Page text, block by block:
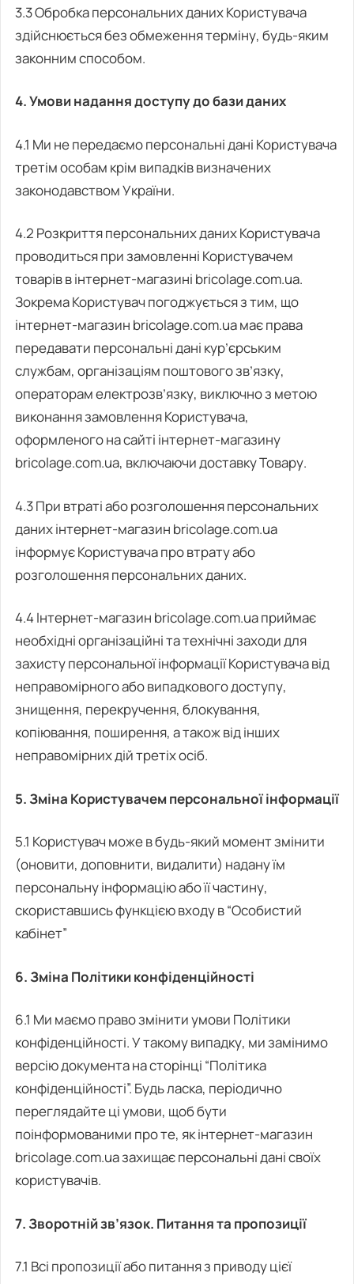
3.3 Обробка персональних даних Користувача
здійснюється без обмеження терміну, будь-яким
законним способом.
4. Умови надання доступу до бази даних
4.1 Ми не передаємо персональні дані Користувача
третім особам крім випадків визначених
законодавством України.
4.2 Розкриття персональних даних Користувача
проводиться при замовленні Користувачем
товарів в інтернет-магазині bricolage.com.ua.
Зокрема Користувач погоджується з тим, що
інтернет-магазин bricolage.com.ua має права
передавати персональні дані кур’єрським
службам, організаціям поштового зв’язку,
операторам електрозв’язку, виключно з метою
виконання замовлення Користувача,
оформленого на сайті інтернет-магазину
bricolage.com.ua, включаючи доставку Товару.
4.3 При втраті або розголошення персональних
даних інтернет-магазин bricolage.com.ua
інформує Користувача про втрату або
розголошення персональних даних.
4.4 Інтернет-магазин bricolage.com.ua приймає
необхідні організаційні та технічні заходи для
захисту персональної інформації Користувача від
неправомірного або випадкового доступу,
знищення, перекручення, блокування,
копіювання, поширення, а також від інших
неправомірних дій третіх осіб.
5. Зміна Користувачем персональної інформації
5.1 Користувач може в будь-який момент змінити
(оновити, доповнити, видалити) надану їм
персональну інформацію або її частину,
скориставшись функцією входу в “Особистий
кабінет”
6. Зміна Політики конфіденційності
6.1 Ми маємо право змінити умови Політики
конфіденційності. У такому випадку, ми замінимо
версію документа на сторінці “Політика
конфіденційності”. Будь ласка, періодично
переглядайте ці умови, щоб бути
поінформованими про те, як інтернет-магазин
bricolage.com.ua захищає персональні дані своїх
користувачів.
7. Зворотній зв’язок. Питання та пропозиції
7.1 Всі пропозиції або питання з приводу цієї